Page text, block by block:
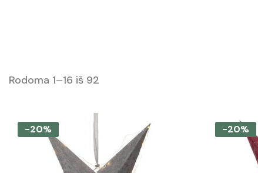
Rodoma 1–16 iš 92
-20% -20%